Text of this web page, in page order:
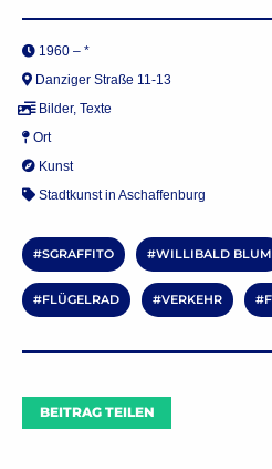
1960 – *
Danziger Straße 11-13
Bilder, Texte
Ort
Kunst
Stadtkunst in Aschaffenburg
SGRAFFITO WILLIBALD BLUM
FLÜGELRAD VERKEHR
BEITRAG TEILEN